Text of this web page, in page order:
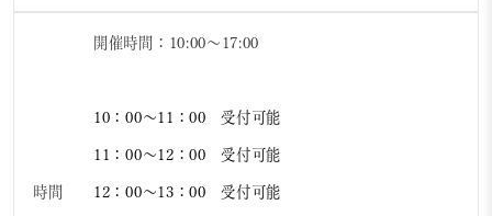
時間
開催時間：10:00～17:00
10：00～11：00 受付可能
11：00～12：00 受付可能
12：00～13：00 受付可能